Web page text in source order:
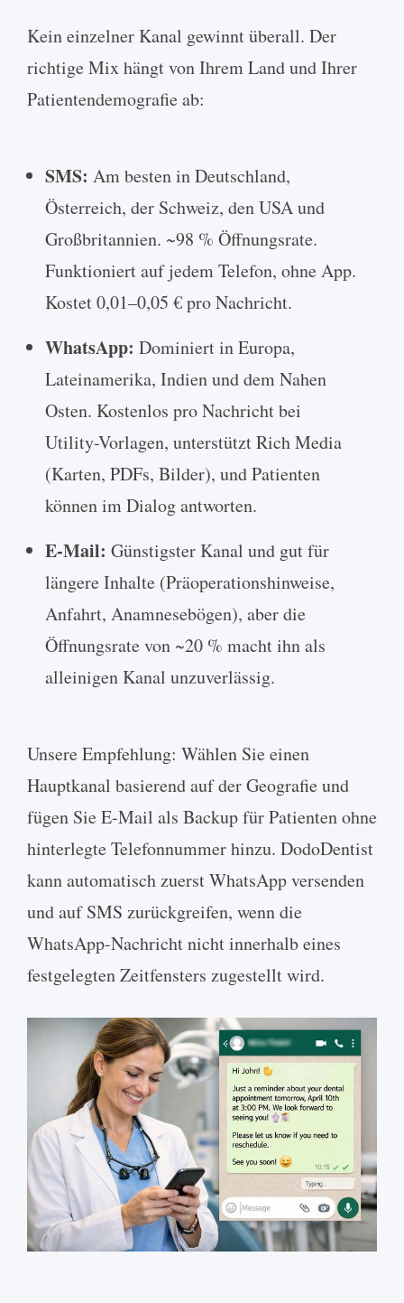
Kein einzelner Kanal gewinnt überall. Der
richtige Mix hängt von Ihrem Land und Ihrer
Patientendemografie ab:
SMS: Am besten in Deutschland,
Österreich, der Schweiz, den USA und
Großbritannien. ~98 % Öffnungsrate.
Funktioniert auf jedem Telefon, ohne App.
Kostet 0,01–0,05 € pro Nachricht.
WhatsApp: Dominiert in Europa,
Lateinamerika, Indien und dem Nahen
Osten. Kostenlos pro Nachricht bei
Utility-Vorlagen, unterstützt Rich Media
(Karten, PDFs, Bilder), und Patienten
können im Dialog antworten.
E-Mail: Günstigster Kanal und gut für
längere Inhalte (Präoperationshinweise,
Anfahrt, Anamnesebögen), aber die
Öffnungsrate von ~20 % macht ihn als
alleinigen Kanal unzuverlässig.
Unsere Empfehlung: Wählen Sie einen
Hauptkanal basierend auf der Geografie und
fügen Sie E-Mail als Backup für Patienten ohne
hinterlegte Telefonnummer hinzu. DodoDentist
kann automatisch zuerst WhatsApp versenden
und auf SMS zurückgreifen, wenn die
WhatsApp-Nachricht nicht innerhalb eines
festgelegten Zeitfensters zugestellt wird.